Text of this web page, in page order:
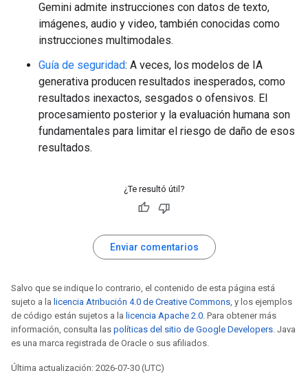
Gemini admite instrucciones con datos de texto,
imágenes, audio y video, también conocidas como
instrucciones multimodales.
Guía de seguridad: A veces, los modelos de IA
generativa producen resultados inesperados, como
resultados inexactos, sesgados o ofensivos. El
procesamiento posterior y la evaluación humana son
fundamentales para limitar el riesgo de daño de esos
resultados.
¿Te resultó útil?
Enviar comentarios
Salvo que se indique lo contrario, el contenido de esta página está
sujeto a la licencia Atribución 4.0 de Creative Commons, y los ejemplos
de código están sujetos a la licencia Apache 2.0. Para obtener más
información, consulta las políticas del sitio de Google Developers. Java
es una marca registrada de Oracle o sus afiliados.
Última actualización: 2026-07-30 (UTC)